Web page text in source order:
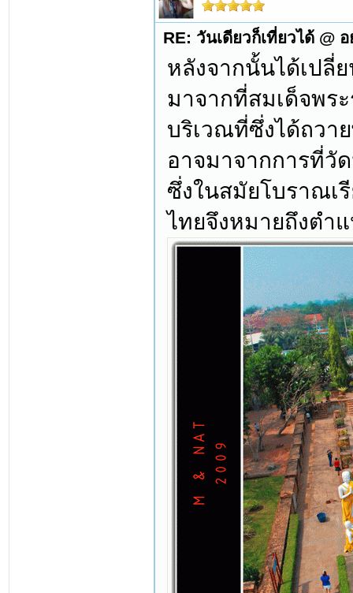
RE: วันเดียวก็เที่ยวได้ @
หลังจากนั้นได้เปลี่
มาจากที่สมเด็จพร
บริเวณที่ซึ่งได้ถวา
อาจมาจากการที่วั
ซึ่งในสมัยโบราณเรี
ไทยจึงหมายถึงตำ